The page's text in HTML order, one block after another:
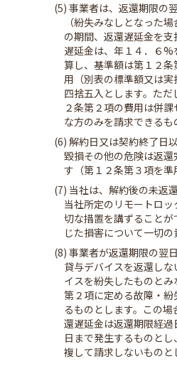
(5) 事業者は、返還期限の
（紛失みなしとなった
の期間、返還遅延金を
遅延金は、年１４．６
算し、基準額は第１２
用（別表の標準額又は
四捨五入とします。た
２条第２項の費用は併
な方のみを請求できるも
(6) 解約日又は契約終了日
毀損その他の危険は返
す（第１２条第３項を準
(7) 当社は、解約後の未返
当社所定のリモートロ
切な措置を講ずること
じた損害について一切の
(8) 事業者が返還期限の翌
貸与デバイスを返還し
イスを紛失したものと
第２項に定める故障・
るものとします。この
還遅延金は返還期限経
日まで発生するものと
複して請求しないものと